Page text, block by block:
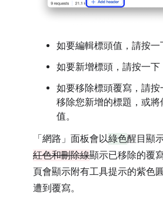
如要編輯標頭值，請按一
如要新增標頭，請按一下
如要移除標頭覆寫，請按
移除您新增的標題，或
值。
「網路」 面板會以綠色醒目顯
紅色和刪除線顯示已移除的覆
頁會顯示附有工具提示的紫色
遭到覆寫。